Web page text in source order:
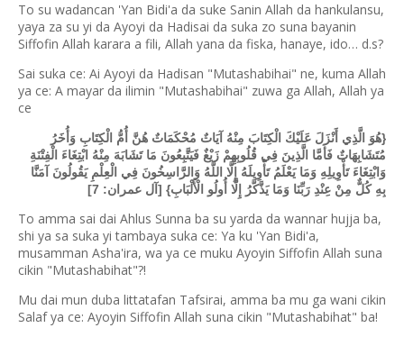
To su wadancan 'Yan Bidi'a da suke Sanin Allah da hankulansu,
yaya za su yi da Ayoyi da Hadisai da suka zo suna bayanin
Siffofin Allah karara a fili, Allah yana da fiska, hanaye, ido… d.s?
Sai suka ce: Ai Ayoyi da Hadisan "Mutashabihai" ne, kuma Allah
ya ce: A mayar da ilimin "Mutashabihai" zuwa ga Allah, Allah ya
ce
{هُوَ الَّذِي أَنْزَلَ عَلَيْكَ الْكِتَابَ مِنْهُ آيَاتٌ مُحْكَمَاتٌ هُنَّ أُمُّ الْكِتَابِ وَأُخَرُ
مُتَشَابِهَاتٌ فَأَمَّا الَّذِينَ فِي قُلُوبِهِمْ زَيْغٌ فَيَتَّبِعُونَ مَا تَشَابَهَ مِنْهُ ابْتِغَاءَ الْفِتْنَةِ
وَابْتِغَاءَ تَأْوِيلِهِ وَمَا يَعْلَمُ تَأْوِيلَهُ إِلَّا اللَّهُ وَالرَّاسِخُونَ فِي الْعِلْمِ يَقُولُونَ آمَنَّا
بِهِ كُلٌّ مِنْ عِنْدِ رَبِّنَا وَمَا يَذَّكَّرُ إِلَّا أُولُو الْأَلْبَابِ} [آل عمران: 7]
To amma sai dai Ahlus Sunna ba su yarda da wannar hujja ba,
shi ya sa suka yi tambaya suka ce: Ya ku 'Yan Bidi'a,
musamman Asha'ira, wa ya ce muku Ayoyin Siffofin Allah suna
cikin "Mutashabihat"?!
Mu dai mun duba littatafan Tafsirai, amma ba mu ga wani cikin
Salaf ya ce: Ayoyin Siffofin Allah suna cikin "Mutashabihat" ba!